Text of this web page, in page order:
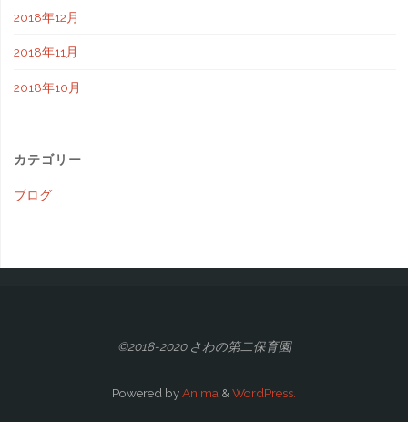
2018年12月
2018年11月
2018年10月
カテゴリー
ブログ
©2018-2020 さわの第二保育園
Powered byAnima & WordPress.